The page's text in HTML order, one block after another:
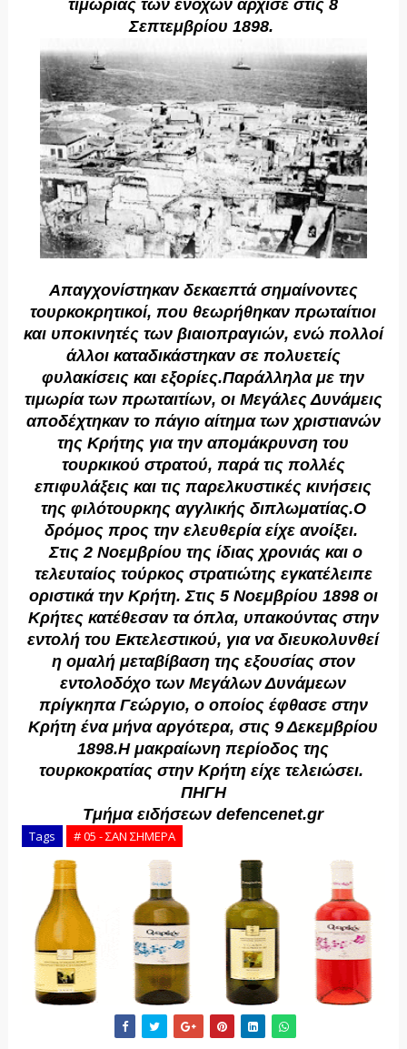
τιμωρίας των ενόχων άρχισε στις 8
Σεπτεμβρίου 1898.
Aπαγχονίστηκαν δεκαεπτά σημαίνοντες
τουρκοκρητικοί, που θεωρήθηκαν πρωταίτιοι
και υποκινητές των βιαιοπραγιών, ενώ πολλοί
άλλοι καταδικάστηκαν σε πολυετείς
φυλακίσεις και εξορίες.Παράλληλα με την
τιμωρία των πρωταιτίων, οι Mεγάλες Δυνάμεις
αποδέχτηκαν το πάγιο αίτημα των χριστιανών
της Kρήτης για την απομάκρυνση του
τουρκικού στρατού, παρά τις πολλές
επιφυλάξεις και τις παρελκυστικές κινήσεις
της φιλότουρκης αγγλικής διπλωματίας.O
δρόμος προς την ελευθερία είχε ανοίξει.
Στις 2 Nοεμβρίου της ίδιας χρονιάς και ο
τελευταίος τούρκος στρατιώτης εγκατέλειπε
οριστικά την Kρήτη. Στις 5 Nοεμβρίου 1898 οι
Kρήτες κατέθεσαν τα όπλα, υπακούντας στην
εντολή του Eκτελεστικού, για να διευκολυνθεί
η ομαλή μεταβίβαση της εξουσίας στον
εντολοδόχο των Mεγάλων Δυνάμεων
πρίγκηπα Γεώργιο, ο οποίος έφθασε στην
Kρήτη ένα μήνα αργότερα, στις 9 Δεκεμβρίου
1898.H μακραίωνη περίοδος της
τουρκοκρατίας στην Kρήτη είχε τελειώσει.
ΠΗΓΗ
Τμήμα ειδήσεων defencenet.gr
Tags # 05 - ΣΑΝ ΣΗΜΕΡΑ